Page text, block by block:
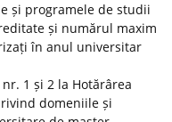
și programele de studii
și numărul maxim
în anul universitar
1 și 2 la Hotărârea
domeniile și